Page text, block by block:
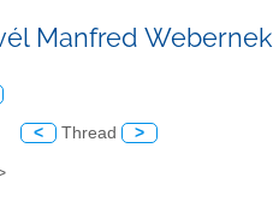
Manfred Webernek
< Thread >